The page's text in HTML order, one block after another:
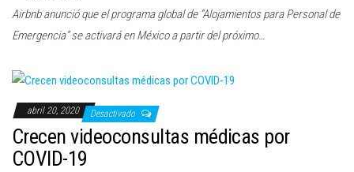
Airbnb anunció que el programa global de “Alojamientos para Personal de
Emergencia” se activará en México a partir del próximo…
abril 20, 2020 Desactivado
Crecen videoconsultas médicas por
COVID-19